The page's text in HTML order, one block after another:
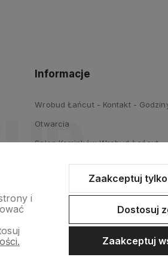
Informacje
Wrobud Łańcut - Kontakt -
Otwarcia
Salon Kominków Wrobud Łańcut
Salon Drzwi i Podłóg Wrobud
Wypożyczalnia sprzętów
i
Zaakceptuj
Dostosuj
Zaakceptuj